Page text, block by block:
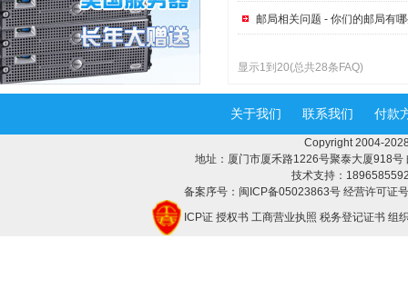
邮局相关问题 - 你们的邮局有
显示1到20(总共28条FAQ)
关于我们 联系我们 付款
Copyright 2004-
地址：厦门市厦禾路1226号聚泰大厦918
技术支持：
备案序号：闽ICP备05023863号 经营许可证
ICP证 授权书 工商营业执照 税务登记证书 组